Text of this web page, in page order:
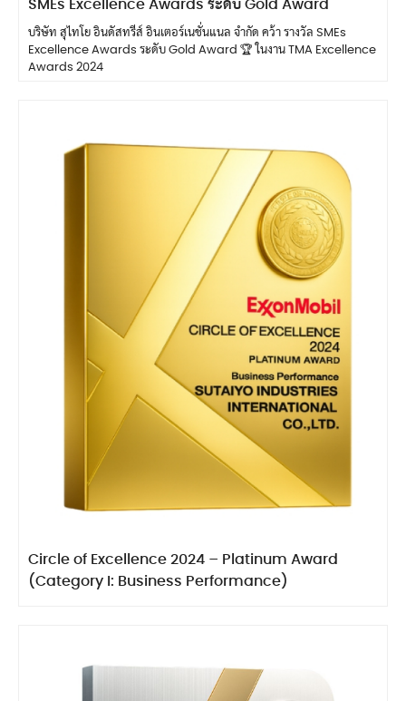
SMEs Excellence Awards ระดับ Gold Award
บริษัท สุไทโย อินดัสทรีส์ อินเตอร์เนชั่นแนล จำกัด คว้า รางวัล SMEs
Excellence Awards ระดับ Gold Award 🏆 ในงาน TMA Excellence
Awards 2024
Circle of Excellence 2024 – Platinum Award
(Category I: Business Performance)